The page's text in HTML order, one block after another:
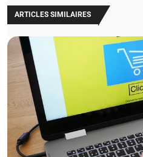
ARTICLES SIMILAIRES